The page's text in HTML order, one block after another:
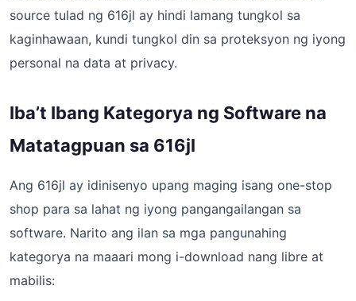
source tulad ng 616jl ay hindi lamang tungkol sa
kaginhawaan, kundi tungkol din sa proteksyon ng iyong
personal na data at privacy.
Iba’t Ibang Kategorya ng Software na
Matatagpuan sa 616jl
Ang 616jl ay idinisenyo upang maging isang one-stop
shop para sa lahat ng iyong pangangailangan sa
software. Narito ang ilan sa mga pangunahing
kategorya na maaari mong i-download nang libre at
mabilis: